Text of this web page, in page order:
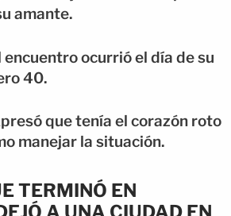
amante.
ocurrió el día de su
40.
que tenía el corazón roto
manejar la situación.
TERMINÓ EN